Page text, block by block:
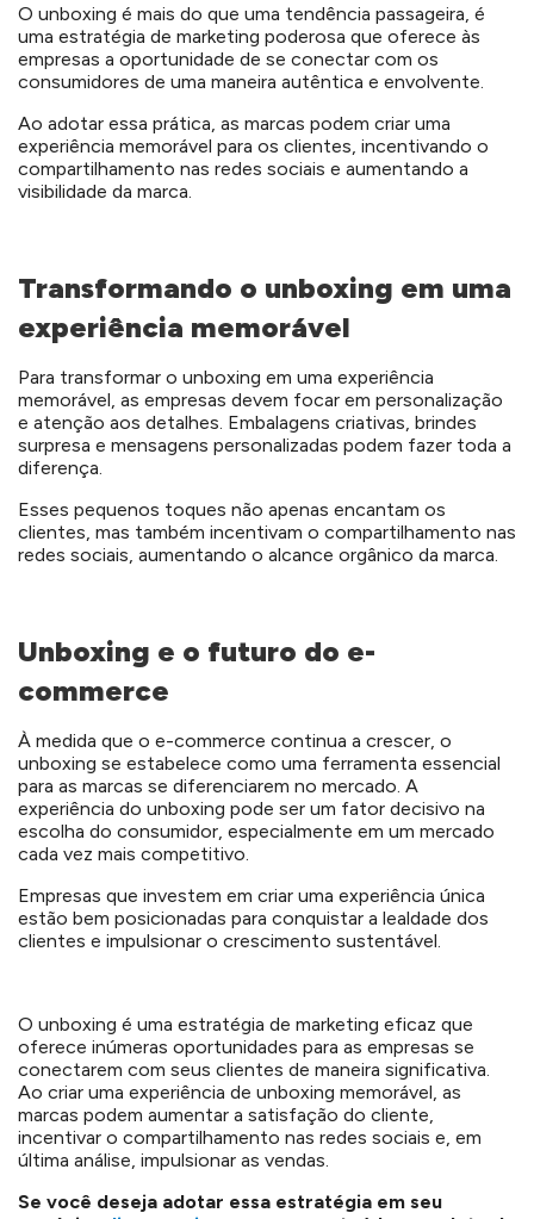
O unboxing é mais do que uma tendência passageira, é
uma estratégia de marketing poderosa que oferece às
empresas a oportunidade de se conectar com os
consumidores de uma maneira autêntica e envolvente.
Ao adotar essa prática, as marcas podem criar uma
experiência memorável para os clientes, incentivando o
compartilhamento nas redes sociais e aumentando a
visibilidade da marca.
Transformando o unboxing em uma
experiência memorável
Para transformar o unboxing em uma experiência
memorável, as empresas devem focar em personalização
e atenção aos detalhes. Embalagens criativas, brindes
surpresa e mensagens personalizadas podem fazer toda a
diferença.
Esses pequenos toques não apenas encantam os
clientes, mas também incentivam o compartilhamento nas
redes sociais, aumentando o alcance orgânico da marca.
Unboxing e o futuro do e-
commerce
À medida que o e-commerce continua a crescer, o
unboxing se estabelece como uma ferramenta essencial
para as marcas se diferenciarem no mercado. A
experiência do unboxing pode ser um fator decisivo na
escolha do consumidor, especialmente em um mercado
cada vez mais competitivo.
Empresas que investem em criar uma experiência única
estão bem posicionadas para conquistar a lealdade dos
clientes e impulsionar o crescimento sustentável.
O unboxing é uma estratégia de marketing eficaz que
oferece inúmeras oportunidades para as empresas se
conectarem com seus clientes de maneira significativa.
Ao criar uma experiência de unboxing memorável, as
marcas podem aumentar a satisfação do cliente,
incentivar o compartilhamento nas redes sociais e, em
última análise, impulsionar as vendas.
Se você deseja adotar essa estratégia em seu